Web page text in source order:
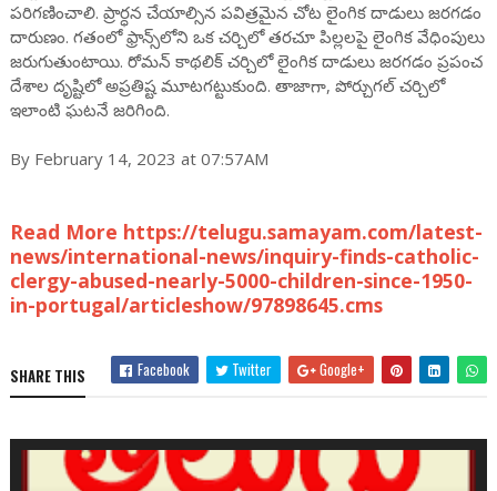
పరిగణించాలి. ప్రార్ధన చేయాల్సిన పవిత్రమైన చోట లైంగిక దాడులు జరగడం
దారుణం. గతంలో ఫ్రాన్స్‌‌లోని ఒక చర్చిలో తరచూ పిల్లలపై లైంగిక వేధింపులు
జరుగుతుంటాయి. రోమన్ కాథలిక్ చర్చిలో లైంగిక దాడులు జరగడం ప్రపంచ
దేశాల దృష్టిలో అప్రతిష్ట మూటగట్టుకుంది. తాజాగా, పోర్చుగల్ చర్చిలో
ఇలాంటి ఘటనే జరిగింది.
By February 14, 2023 at 07:57AM
Read More https://telugu.samayam.com/latest-
news/international-news/inquiry-finds-catholic-
clergy-abused-nearly-5000-children-since-1950-
in-portugal/articleshow/97898645.cms
SHARE THIS Facebook Twitter Google+